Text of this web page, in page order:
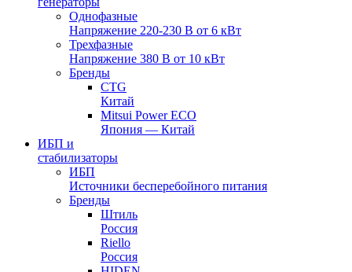
Однофазные
Напряжение 220-230 В от 6 кВт
Трехфазные
Напряжение 380 В от 10 кВт
Бренды
CTG
Китай
Mitsui Power ECO
Япония — Китай
ИБП и
стабилизаторы
ИБП
Источники бесперебойного питания
Бренды
Штиль
Россия
Riello
Россия